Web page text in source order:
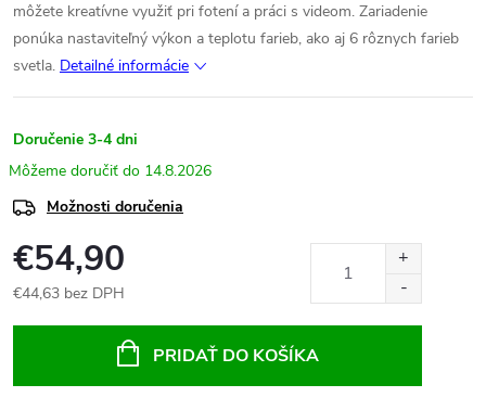
môžete kreatívne využiť pri fotení a práci s videom. Zariadenie
ponúka nastaviteľný výkon a teplotu farieb, ako aj 6 rôznych farieb
svetla. Detailné informácie
Doručenie 3-4 dni
14.8.2026
Možnosti doručenia
€54,90
€44,63 bez DPH
PRIDAŤ DO KOŠÍKA